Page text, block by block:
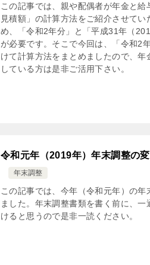
この記事では、親や配偶者が年金と
見積額」の計算方法をご紹介させて
め、「令和2年分」と「平成31年（
が必要です。そこで今回は、「令和2
けて計算方法をまとめましたので、
している方は是非ご活用下さい。
令和元年（2019年）年末調整の
年末調整
この記事では、今年（令和元年）の
ました。年末調整書類を書く前に、
けると思うので是非一読ください。